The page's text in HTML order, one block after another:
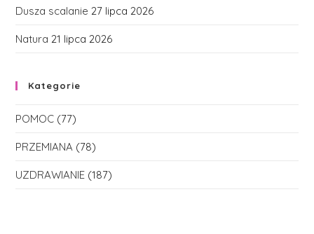
Dusza scalanie 27 lipca 2026
Natura 21 lipca 2026
Kategorie
POMOC (77)
PRZEMIANA (78)
UZDRAWIANIE (187)